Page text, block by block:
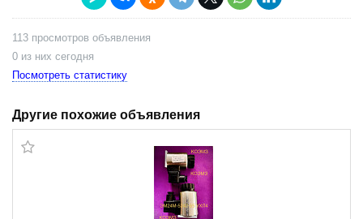
113 просмотров объявления
0 из них сегодня
Посмотреть статистику
Другие похожие объявления